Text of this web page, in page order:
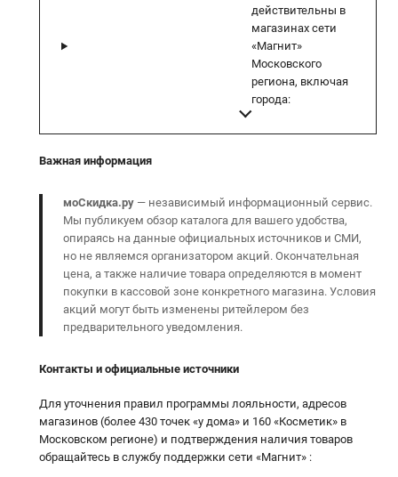
действительны в
магазинах сети
«Магнит»
Московского
региона, включая
города:
Важная информация
моСкидка.ру— независимый информационный сервис.
Мы публикуем обзор каталога для вашего удобства,
опираясь на данные официальных источников и СМИ,
но не являемся организатором акций. Окончательная
цена, а также наличие товара определяются в момент
покупки в кассовой зоне конкретного магазина. Условия
акций могут быть изменены ритейлером без
предварительного уведомления.
Контакты и официальные источники
Для уточнения правил программы лояльности, адресов
магазинов (более 430 точек «у дома» и 160 «Косметик» в
Московском регионе) и подтверждения наличия товаров
обращайтесь в службу поддержки сети «Магнит» :